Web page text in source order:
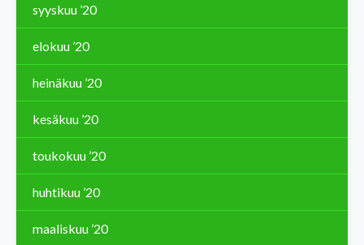
syyskuu ’20
elokuu ’20
heinäkuu ’20
kesäkuu ’20
toukokuu ’20
huhtikuu ’20
maaliskuu ’20